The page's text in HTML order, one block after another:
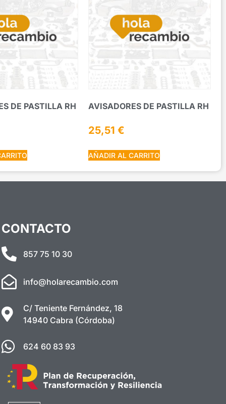
DE PASTILLA RH AVISADORES DE PASTILLA RH
25,51€
AÑADIR AL CARRITO
CONTACTO
857 75 10 30
info@holarecambio.com
C/ Teniente Fernández, 18
14940 Cabra (Córdoba)
624 60 83 93